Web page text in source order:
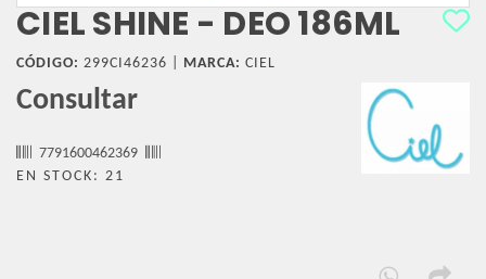
CIEL SHINE - DEO 186ML
CÓDIGO: 299CI46236 | MARCA: CIEL
Consultar
7791600462369
EN STOCK: 21